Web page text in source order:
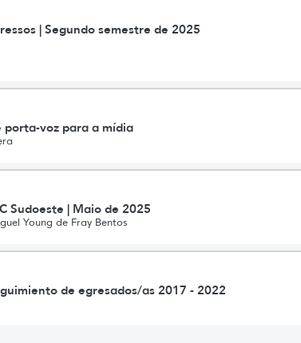
| Segundo semestre de 2025
porta-voz para a mídia
Sudoeste | Maio de 2025
Young de Fray Bentos
de egresados/as 2017 - 2022